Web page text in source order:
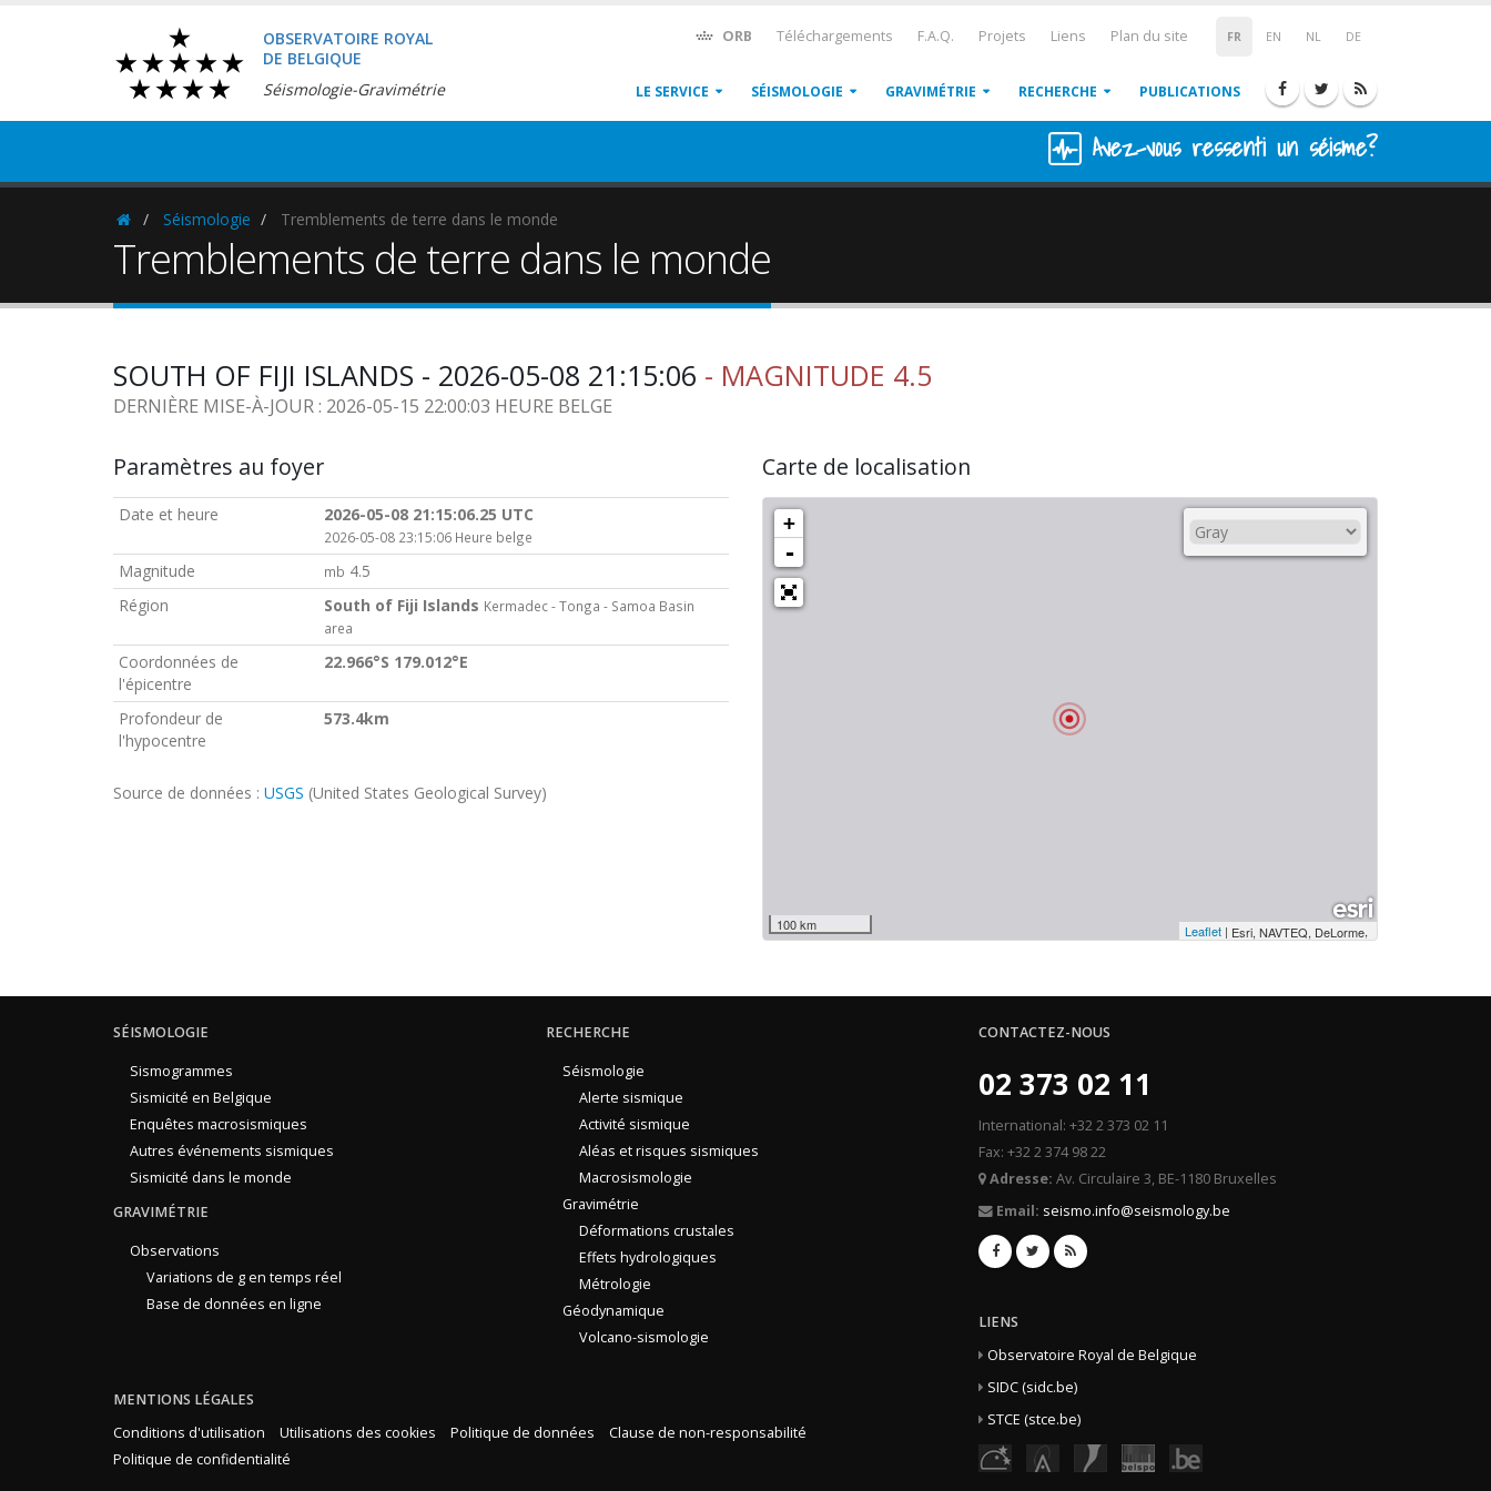
OBSERVATOIRE ROYAL
DE BELGIQUE
Séismologie-Gravimétrie
FR EN NL DE
ORB Téléchargements F.A.Q. Projets Liens Plan du site
LE SERVICE SÉISMOLOGIE GRAVIMÉTRIE RECHERCHE PUBLICATIONS
Avez-vous ressenti un séisme?
HomepageSéismologie Tremblements de terre dans le monde
Tremblements de terre dans le monde
SOUTH OF FIJI ISLANDS - 2026-05-08 21:15:06 - MAGNITUDE 4.5
DERNIÈRE MISE-À-JOUR : 2026-05-15 22:00:03 HEURE BELGE
Paramètres au foyer
Date et heure 2026-05-08 21:15:06.25 UTC
2026-05-08 23:15:06 Heure belge
Magnitude mb 4.5
Région
South of Fiji Islands Kermadec - Tonga - Samoa Basin
area
Coordonnées de
l'épicentre
22.966°S 179.012°E
Profondeur de
l'hypocentre
573.4km
Source de données : USGS (United States Geological Survey)
Carte de localisation
+
-
100 km Leaflet | Esri, NAVTEQ, DeLorme,
SÉISMOLOGIE
Sismogrammes
Sismicité en Belgique
Enquêtes macrosismiques
Autres événements sismiques
Sismicité dans le monde
GRAVIMÉTRIE
Observations
Variations de g en temps réel
Base de données en ligne
RECHERCHE
Séismologie
Alerte sismique
Activité sismique
Aléas et risques sismiques
Macrosismologie
Gravimétrie
Déformations crustales
Effets hydrologiques
Métrologie
Géodynamique
Volcano-sismologie
MENTIONS LÉGALES
Conditions d'utilisation
Utilisations des cookies Politique de données
Clause de non-responsabilité
Politique de confidentialité
CONTACTEZ-NOUS
02 373 02 11
International: +32 2 373 02 11
Fax: +32 2 374 98 22
Adresse: Av. Circulaire 3, BE-1180 Bruxelles
Email: seismo.info@seismology.be
LIENS
Observatoire Royal de Belgique
SIDC (sidc.be)
STCE (stce.be)